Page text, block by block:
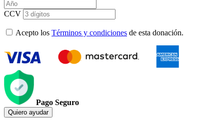
CCV
Acepto los Términos y condiciones de esta donación.
Pago Seguro
Quiero ayudar